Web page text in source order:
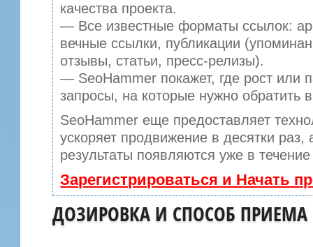
качества проекта.
— Все известные форматы ссылок:
вечные ссылки, публикации
отзывы, статьи, пресс-релизы).
— SeoHammer покажет, где рост или
запросы, на которые нужно обратить
SeoHammer еще предоставляет
ускоряет продвижение в десятки раз,
результаты появляются уже в
Зарегистрироваться и Начать
ДОЗИРОВКА И СПОСОБ ПРИЕМА